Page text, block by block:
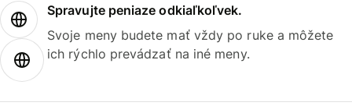
Spravujte peniaze odkiaľkoľvek.
Svoje meny budete mať vždy po ruke a môžete
ich rýchlo prevádzať na iné meny.